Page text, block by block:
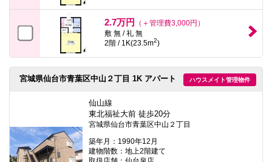
2.7万円
（＋管理費3,000円）
敷 無 / 礼 無
2階 / 1K(23.5m2)
ハウスメイト管理物件
宮城県仙台市青葉区中山２丁目 1K アパート
仙山線
東北福祉大前 徒歩20分
宮城県仙台市青葉区中山２丁目
築年月：1990年12月
建物階数：地上2階建て